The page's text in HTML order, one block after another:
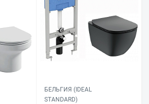
БЕЛЬГИЯ (IDEAL
STANDARD)